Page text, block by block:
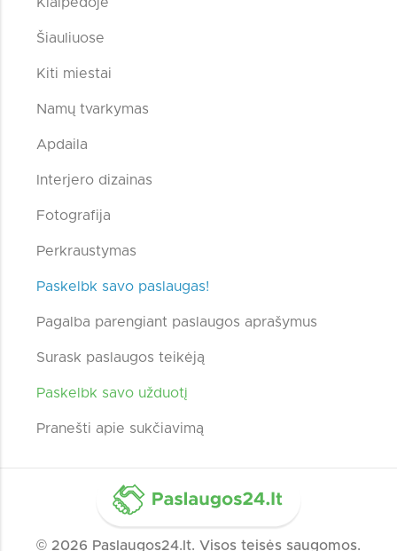
Šiauliuose
Kiti miestai
Namų tvarkymas
Apdaila
Interjero dizainas
Fotografija
Perkraustymas
Paskelbk savo paslaugas!
Pagalba parengiant paslaugos aprašymus
Surask paslaugos teikėją
Paskelbk savo užduotį
Pranešti apie sukčiavimą
© 2026 Paslaugos24.lt. Visos teisės saugomos.